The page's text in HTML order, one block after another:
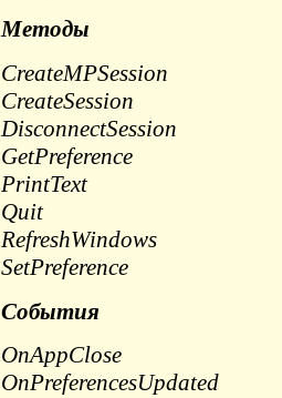
Методы
CreateMPSession
CreateSession
DisconnectSession
GetPreference
PrintText
Quit
RefreshWindows
SetPreference
События
OnAppClose
OnPreferencesUpdated